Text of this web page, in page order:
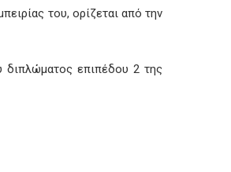
του, ορίζεται από την
διπλώματος επιπέδου 2 της